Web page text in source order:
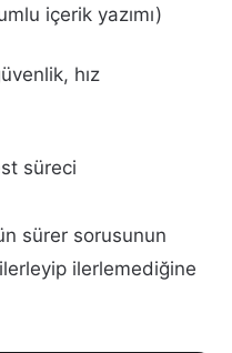
içerik yazımı)
hız
süreci
sürer sorusunun
ilerlemediğine